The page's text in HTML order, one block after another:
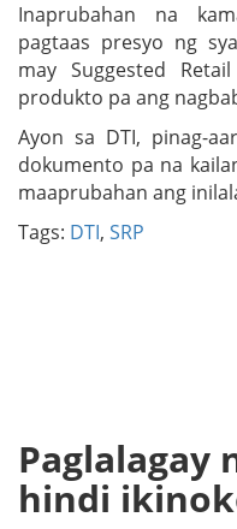
Inaprubahan na
pagtaas presyo ng
may Suggested
produkto pa ang
Ayon sa DTI, pinag-
dokumento pa na
maaprubahan ang
Tags: DTI, SRP
Paglalagay
hindi